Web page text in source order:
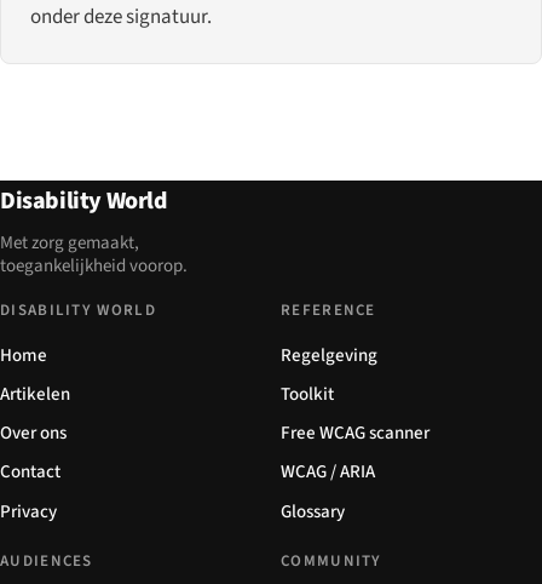
onder deze signatuur.
Disability World
Met zorg gemaakt,
toegankelijkheid voorop.
DISABILITY WORLD
Home
Artikelen
Over ons
Contact
Privacy
REFERENCE
Regelgeving
Toolkit
Free WCAG scanner
WCAG / ARIA
Glossary
AUDIENCES COMMUNITY